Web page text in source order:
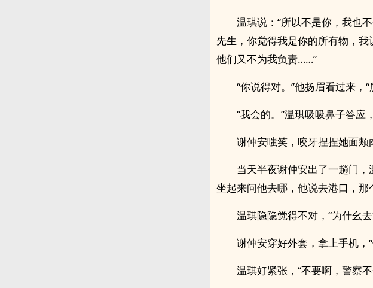
温琪说：“所以不是你，我也
先生，你觉得我是你的所有物，
他们又不为我负责……”
“你说得对。”他扬眉看过来，
“我会的。”温琪吸吸鼻子答应
谢仲安嗤笑，咬牙捏捏她面颊
当天半夜谢仲安出了一趟门
坐起来问他去哪，他说去港口，那
温琪隐隐觉得不对，“为什幺
谢仲安穿好外套，拿上手机，
温琪好紧张，“不要啊，警察